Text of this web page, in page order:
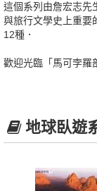
這個系列由詹宏志先
與旅行文學史上重要
12種．
歡迎光臨「馬可孛羅
地球臥遊